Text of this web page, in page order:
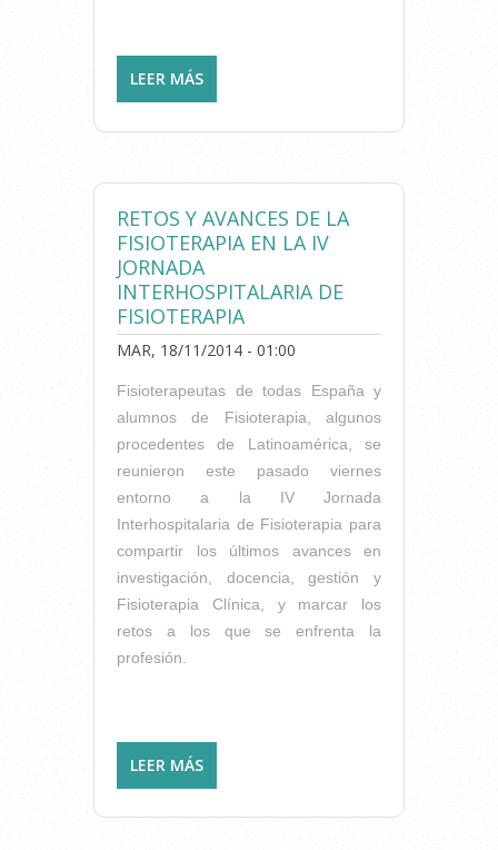
LEER MÁS
PROFESIONALES DE ÁMBITO
SANITARIO DE LA
RETOS Y AVANCES DE LA
FISIOTERAPIA EN LA IV
JORNADA
INTERHOSPITALARIA DE
FISIOTERAPIA
MAR, 18/11/2014 - 01:00
Fisioterapeutas de todas España y
alumnos de Fisioterapia, algunos
procedentes de Latinoamérica, se
reunieron este pasado viernes
entorno a la IV Jornada
Interhospitalaria de Fisioterapia para
compartir los últimos avances en
investigación, docencia, gestión y
Fisioterapia Clínica, y marcar los
retos a los que se enfrenta la
profesión.
LEER MÁS
DE LA FISIOTERAPIA EN LA
IV JORNADA